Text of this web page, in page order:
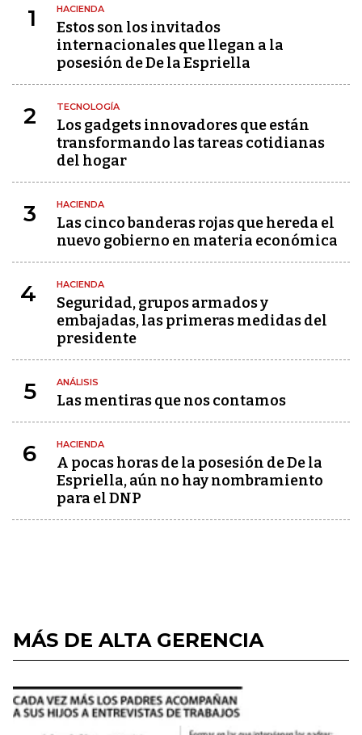
1 HACIENDA
Estos son los invitados
internacionales que llegan a la
posesión de De la Espriella
2 TECNOLOGÍA
Los gadgets innovadores que están
transformando las tareas cotidianas
del hogar
3 HACIENDA
Las cinco banderas rojas que hereda el
nuevo gobierno en materia económica
4 HACIENDA
Seguridad, grupos armados y
embajadas, las primeras medidas del
presidente
5 ANÁLISIS
Las mentiras que nos contamos
6 HACIENDA
A pocas horas de la posesión de De la
Espriella, aún no hay nombramiento
para el DNP
MÁS DE ALTA GERENCIA